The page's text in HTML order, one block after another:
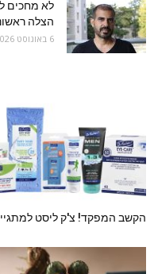
לא מחכים
הצלה
6 באוגוסט 2026
הקשב המפקד! צ'ק ליסט